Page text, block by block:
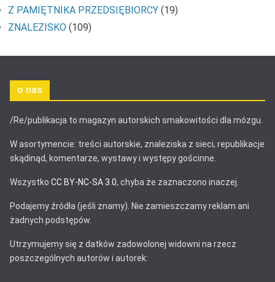
Z PAMIĘTNIKA PRZEDSIĘBIORCY (19)
ZNALEZISKO (109)
o nas
/Re/publikacja to magazyn autorskich smakowitości dla mózgu.
W asortymencie: treści autorskie, znaleziska z sieci, republikacje
skądinąd, komentarze, wystawy i występy gościnne.
Wszystko CC BY-NC-SA 3.0, chyba że zaznaczono inaczej.
Podajemy źródła (jeśli znamy). Nie zamieszczamy reklam ani
żadnych podstępów.
Utrzymujemy się z datków zadowolonej widowni na rzecz
poszczególnych autorów i autorek: